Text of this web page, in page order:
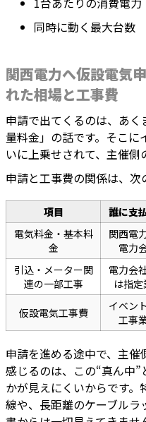
同時に動く最大台数
関西電力へ仮設電気
れた相場と工事費
申請で出てくるのは、あ
量料金」の話です。そこ
いに上乗せされて、主催側
申請と工事費の関係は、次
項目 誰に支
電気料金・基本料
金
関西電
電力
引込・メーター関
連の一部工事
電力会
は指
仮設電気工事費
イベン
工事
申請を進める途中で、主
感じるのは、この“真ん中
かが見えにくいからです
線や、長距離のケーブル